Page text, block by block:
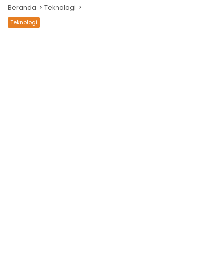
Beranda Teknologi
Teknologi